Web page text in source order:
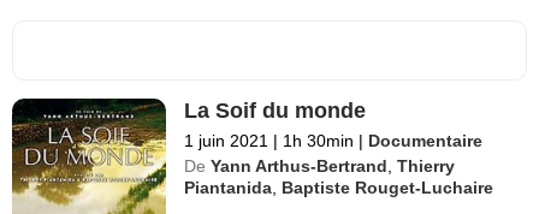
La Soif du monde
1 juin 2021 | 1h 30min | Documentaire
De Yann Arthus-Bertrand ,Thierry
Piantanida Baptiste Rouget-Luchaire